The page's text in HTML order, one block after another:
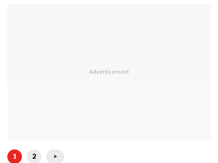
1 2 >